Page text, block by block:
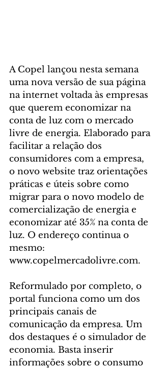
A Copel lançou nesta semana
uma nova versão de sua página
na internet voltada às empresas
que querem economizar na
conta de luz com o mercado
livre de energia. Elaborado para
facilitar a relação dos
consumidores com a empresa,
o novo website traz orientações
práticas e úteis sobre como
migrar para o novo modelo de
comercialização de energia e
economizar até 35% na conta de
luz. O endereço continua o
mesmo:
www.copelmercadolivre.com.
Reformulado por completo, o
portal funciona como um dos
principais canais de
comunicação da empresa. Um
dos destaques é o simulador de
economia. Basta inserir
informações sobre o consumo